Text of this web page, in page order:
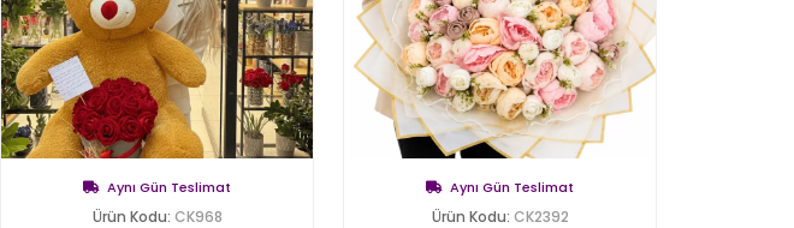
Aynı Gün Teslimat
Ürün Kodu: CK968
Aynı Gün Teslimat
Ürün Kodu: CK2392